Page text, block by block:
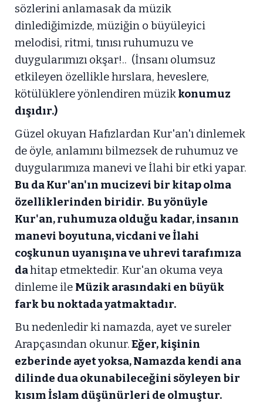
sözlerini anlamasak da müzik
dinlediğimizde, müziğin o büyüleyici
melodisi, ritmi, tınısı ruhumuzu ve
duygularımızı okşar!.. (İnsanı olumsuz
etkileyen özellikle hırslara, heveslere,
kötülüklere yönlendiren müzikkonumuz
dışıdır.)
Güzel okuyan Hafızlardan Kur'an'ı dinlemek
de öyle, anlamını bilmezsek de ruhumuz ve
duygularımıza manevi ve İlahi bir etki yapar.
Bu da Kur'an'ın mucizevi bir kitap olma
özelliklerinden biridir. Bu yönüyle
Kur'an, ruhumuza olduğu kadar, insanın
manevi boyutuna, vicdani ve İlahi
coşkunun uyanışına ve uhrevi tarafımıza
dahitap etmektedir. Kur'an okuma veya
dinleme ile Müzik arasındaki en büyük
fark bu noktada yatmaktadır.
Bu nedenledir ki namazda, ayet ve sureler
Arapçasından okunur.Eğer, kişinin
ezberinde ayet yoksa, Namazda kendi ana
dilinde dua okunabileceğini söyleyen bir
kısım İslam düşünürleri de olmuştur.